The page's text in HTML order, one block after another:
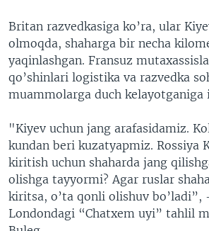
Britan razvedkasiga ko’ra, ular
olmoqda, shaharga bir necha
yaqinlashgan. Fransuz
qo’shinlari logistika va razvedka
muammolarga duch kelayotganiga
"Kiyev uchun jang arafasidamiz.
kundan beri kuzatyapmiz. Rossiya
kiritish uchun shaharda jang
olishga tayyormi? Agar ruslar
kiritsa, o’ta qonli olishuv bo’ladi”,
Londondagi “Chatxem uyi” tahlil